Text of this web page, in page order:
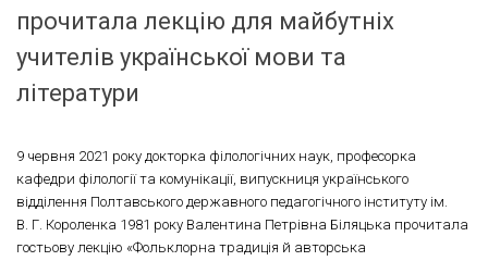
прочитала лекцію для майбутніх
учителів української мови та
літератури
9 червня 2021 року докторка філологічних наук, професорка
кафедри філології та комунікації, випускниця українського
відділення Полтавського державного педагогічного інституту ім.
В. Г. Короленка 1981 року Валентина Петрівна Біляцька прочитала
гостьову лекцію «Фольклорна традиція й авторська